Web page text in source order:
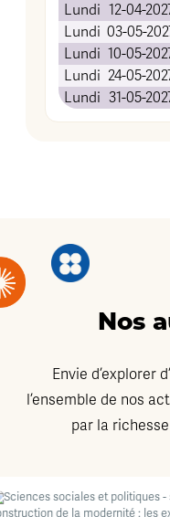
Lundi 12-04-
Lundi 03-05-
Lundi 10-05-
Lundi 24-05-
Lundi 31-05-
Nos
Envie d’explorer
l’ensemble de nos
par la